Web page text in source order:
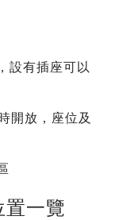
設有插座可以
開放，座位及
置一覽